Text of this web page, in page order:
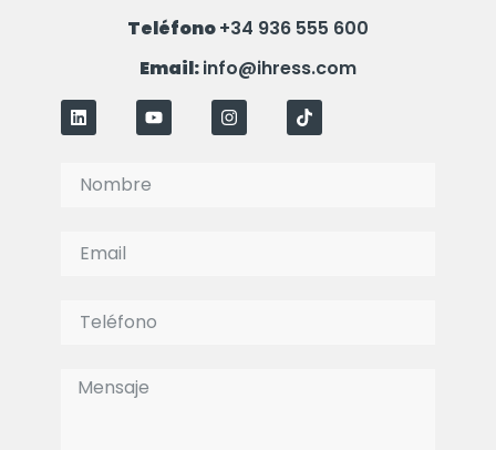
Teléfono+34 936 555 600
Email:info@ihress.com